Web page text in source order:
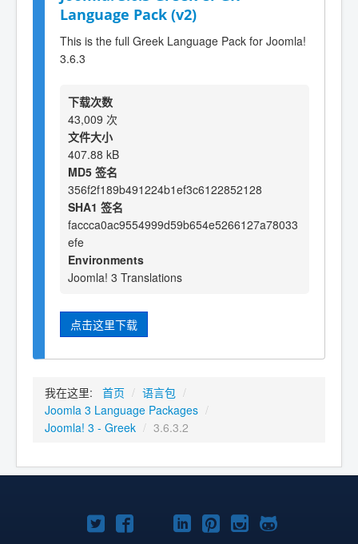
Language Pack (v2)
This is the full Greek Language Pack for Joomla!
3.6.3
下载次数
43,009 次
文件大小
407.88 kB
MD5 签名
356f2f189b491224b1ef3c6122852128
SHA1 签名
faccca0ac9554999d59b654e5266127a78033
efe
Environments
Joomla! 3 Translations
点击这里下载
我在这里: 首页 / 语言包 /
Joomla 3 Language Packages /
Joomla! 3 - Greek / 3.6.3.2
TwitterFacebookYouTube
LinkedIn
Pinterest
Instagram
GitHub